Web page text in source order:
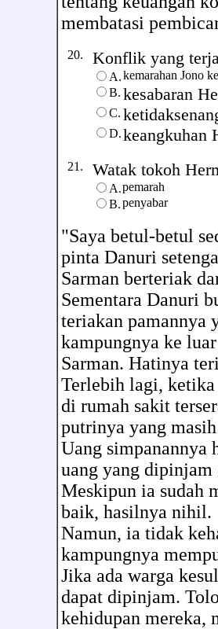
membatasi
20. Konflik yang
A.kemarahan Jono
B. kesabaran
C.
D.keangkuhan
21. Watak tokoh
A.pemarah
B.penyabar
"Saya betul-betul
pinta Danuri
Sarman berteriak
Sementara Danuri
teriakan pamannya
kampungnya ke
Sarman. Hatinya
Terlebih lagi,
di rumah sakit
putrinya yang
Uang simpanannya
uang yang
Meskipun ia sudah
baik, hasilnya nihil.
Namun, ia tidak
kampungnya
Jika ada warga
dapat dipinjam.
kehidupan mereka,